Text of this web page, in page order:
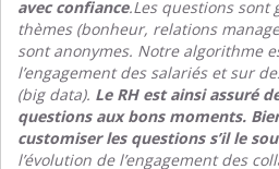
avec confiance.Les questions sont
thèmes (bonheur, relations
sont anonymes. Notre algorithme
l’engagement des salariés et sur
(big data). Le RH est ainsi assuré
questions aux bons moments.
customiser les questions s’il le
l’évolution de l’engagement des